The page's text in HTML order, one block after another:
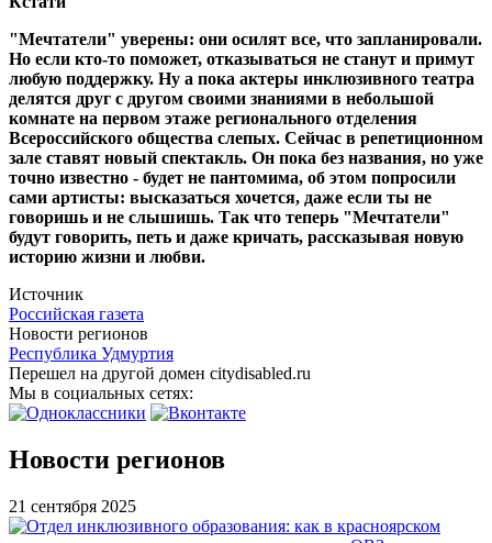
"Мечтатели" уверены: они осилят все, что запланировали.
Но если кто-то поможет, отказываться не станут и примут
любую поддержку. Ну а пока актеры инклюзивного театра
делятся друг с другом своими знаниями в небольшой
комнате на первом этаже регионального отделения
Всероссийского общества слепых. Сейчас в репетиционном
зале ставят новый спектакль. Он пока без названия, но уже
точно известно - будет не пантомима, об этом попросили
сами артисты: высказаться хочется, даже если ты не
говоришь и не слышишь. Так что теперь "Мечтатели"
будут говорить, петь и даже кричать, рассказывая новую
историю жизни и любви.
Источник
Российская газета
Новости регионов
Республика Удмуртия
Перешел на другой домен citydisabled.ru
Мы в социальных сетях:
Новости регионов
21 сентября 2025